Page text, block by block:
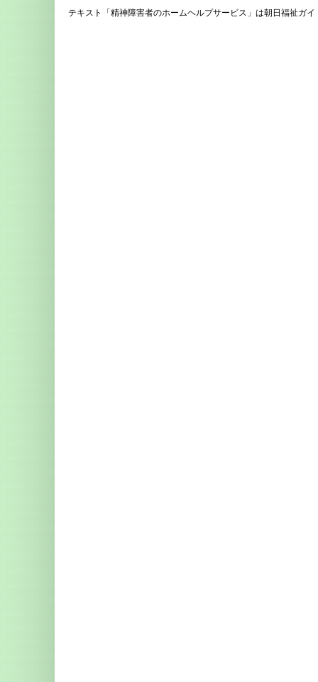
テキスト「精神障害者のホームヘルプサービス」は朝日福祉ガ